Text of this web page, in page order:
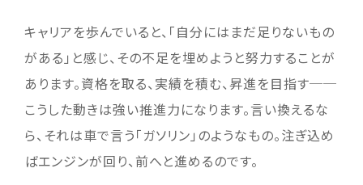
キャリアを歩んでいると、「自分にはまだ足りないもの
がある」と感じ、その不足を埋めようと努力することが
あります。資格を取る、実績を積む、昇進を目指す──
こうした動きは強い推進力になります。言い換えるな
ら、それは車で言う「ガソリン」のようなもの。注ぎ込め
ばエンジンが回り、前へと進めるのです。